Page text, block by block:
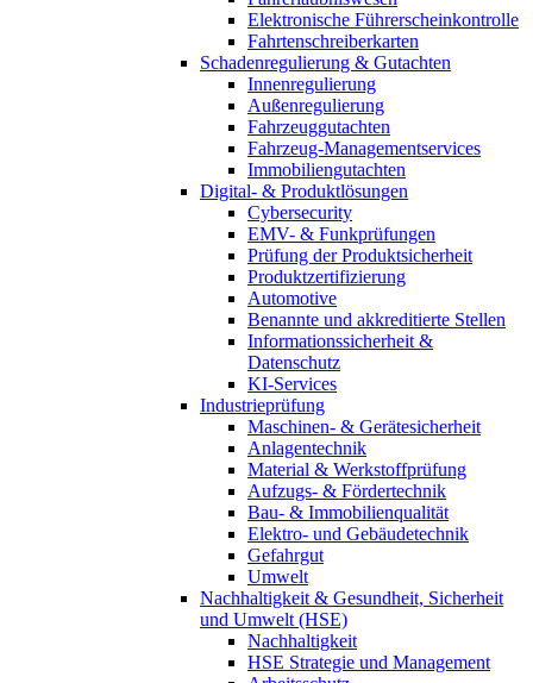
Elektronische Führerscheinkontrolle
Fahrtenschreiberkarten
Schadenregulierung & Gutachten
Innenregulierung
Außenregulierung
Fahrzeuggutachten
Fahrzeug-Managementservices
Immobiliengutachten
Digital- & Produktlösungen
Cybersecurity
EMV- & Funkprüfungen
Prüfung der Produktsicherheit
Produktzertifizierung
Automotive
Benannte und akkreditierte Stellen
Informationssicherheit &
Datenschutz
KI-Services
Industrieprüfung
Maschinen- & Gerätesicherheit
Anlagentechnik
Material & Werkstoffprüfung
Aufzugs- & Fördertechnik
Bau- & Immobilienqualität
Elektro- und Gebäudetechnik
Gefahrgut
Umwelt
Nachhaltigkeit & Gesundheit, Sicherheit
und Umwelt (HSE)
Nachhaltigkeit
HSE Strategie und Management